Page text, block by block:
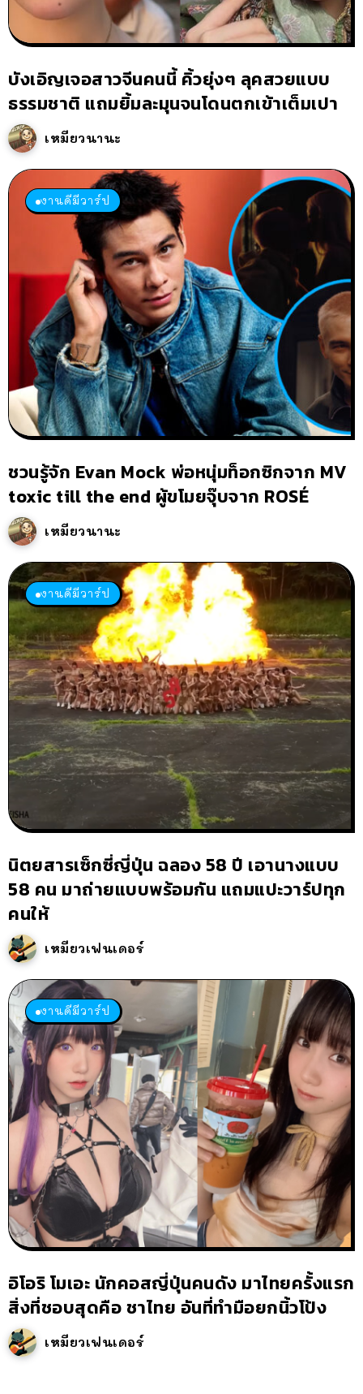
บังเอิญเจอสาวจีนคนนี้ คิ้วยุ่งๆ ลุคสวยแบบ
ธรรมชาติ แถมยิ้มละมุนจนโดนตกเข้าเต็มเปา
เหมียวนานะ
งานดีมีวาร์ป
ชวนรู้จัก Evan Mock พ่อหนุ่มท็อกซิกจาก MV
toxic till the end ผู้ขโมยจุ๊บจาก ROSÉ
เหมียวนานะ
งานดีมีวาร์ป
นิตยสารเซ็กซี่ญี่ปุ่น ฉลอง 58 ปี เอานางแบบ
58 คน มาถ่ายแบบพร้อมกัน แถมแปะวาร์ปทุก
คนให้
เหมียวเฟนเดอร์
งานดีมีวาร์ป
อิโอริ โมเอะ นักคอสญี่ปุ่นคนดัง มาไทยครั้งแรก
สิ่งที่ชอบสุดคือ ชาไทย อันที่ทำมือยกนิ้วโป้ง
เหมียวเฟนเดอร์